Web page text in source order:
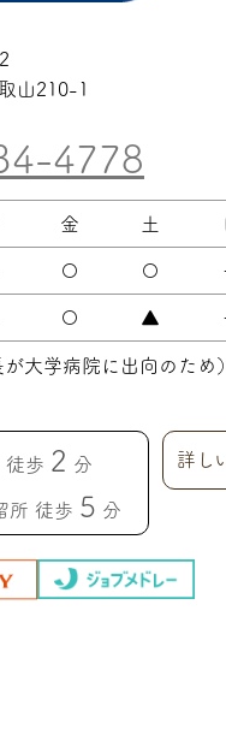
山210-1
4778
金 土
〇 〇
〇 ▲
大学病院に出向のため）
徒歩 2 分
所 徒歩 5 分
詳し